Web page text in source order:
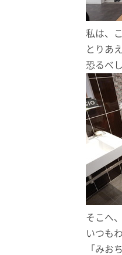
私は、
とりあ
恐るべ
そこへ
いつも
「みお